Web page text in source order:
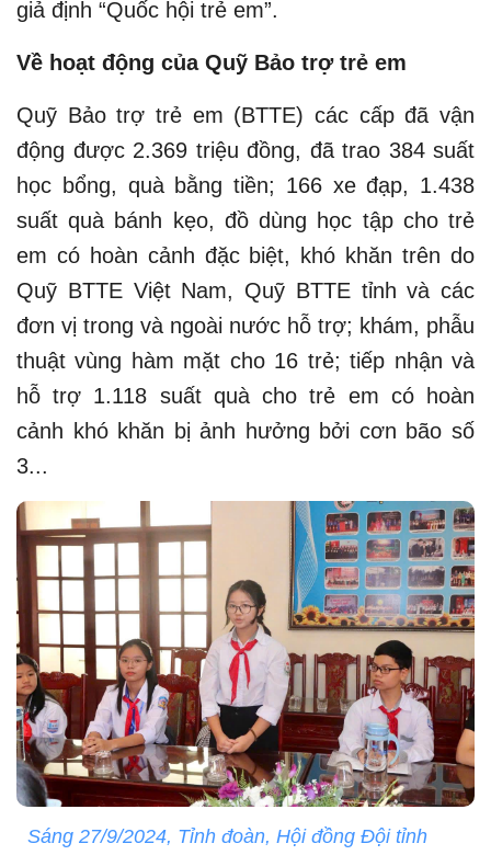
giả định “Quốc hội trẻ em”.
Về hoạt động của Quỹ Bảo trợ trẻ em
Quỹ Bảo trợ trẻ em (BTTE) các cấp đã vận
động được 2.369 triệu đồng, đã trao 384 suất
học bổng, quà bằng tiền; 166 xe đạp, 1.438
suất quà bánh kẹo, đồ dùng học tập cho trẻ
em có hoàn cảnh đặc biệt, khó khăn trên do
Quỹ BTTE Việt Nam, Quỹ BTTE tỉnh và các
đơn vị trong và ngoài nước hỗ trợ; khám, phẫu
thuật vùng hàm mặt cho 16 trẻ; tiếp nhận và
hỗ trợ 1.118 suất quà cho trẻ em có hoàn
cảnh khó khăn bị ảnh hưởng bởi cơn bão số
3...
Sáng 27/9/2024, Tỉnh đoàn, Hội đồng Đội tỉnh